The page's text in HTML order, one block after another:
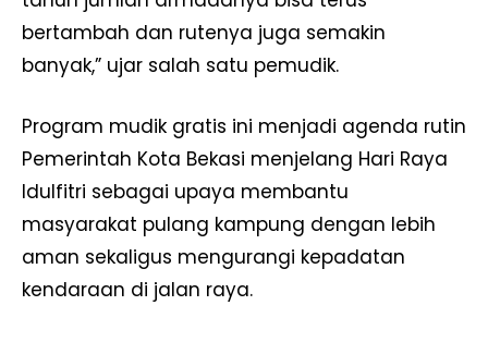
bertambah dan rutenya juga semakin
banyak,” ujar salah satu pemudik.
Program mudik gratis ini menjadi agenda rutin
Pemerintah Kota Bekasi menjelang Hari Raya
Idulfitri sebagai upaya membantu
masyarakat pulang kampung dengan lebih
aman sekaligus mengurangi kepadatan
kendaraan di jalan raya.